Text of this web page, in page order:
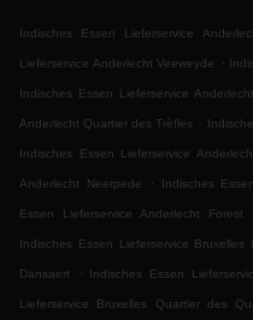
Indisches Essen Lieferservice
Lieferservice Anderlecht Veeweyde .
Indisches Essen Lieferservice
Anderlecht Quartier des Trèfles .
Indisches Essen Lieferservice
Anderlecht Neerpede . Indisches
Essen Lieferservice Anderlecht Forest
Indisches Essen Lieferservice Bruxelles
Dansaert . Indisches Essen
Lieferservice Bruxelles Quartier des